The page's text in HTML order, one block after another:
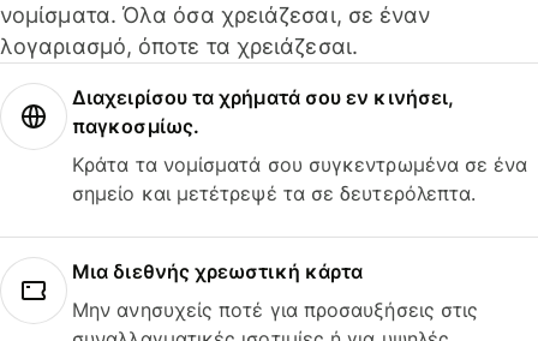
νομίσματα. Όλα όσα χρειάζεσαι, σε έναν
λογαριασμό, όποτε τα χρειάζεσαι.
Διαχειρίσου τα χρήματά σου εν κινήσει,
παγκοσμίως.
Κράτα τα νομίσματά σου συγκεντρωμένα σε ένα
σημείο και μετέτρεψέ τα σε δευτερόλεπτα.
Μια διεθνής χρεωστική κάρτα
Μην ανησυχείς ποτέ για προσαυξήσεις στις